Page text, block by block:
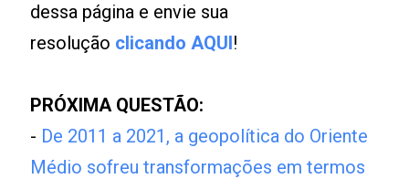
dessa página e envie sua
resolução clicando AQUI!
PRÓXIMA QUESTÃO:
- De 2011 a 2021, a geopolítica do Oriente
Médio sofreu transformações em termos